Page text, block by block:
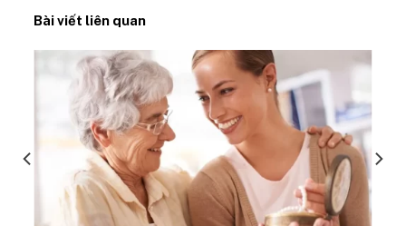
Bài viết liên quan